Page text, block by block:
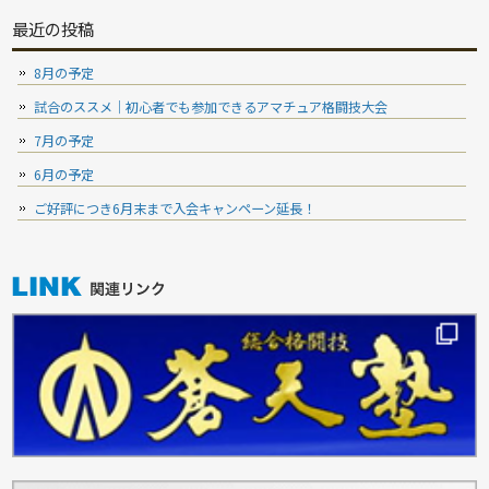
最近の投稿
8月の予定
試合のススメ｜初心者でも参加できるアマチュア格闘技大会
7月の予定
6月の予定
ご好評につき6月末まで入会キャンペーン延長！